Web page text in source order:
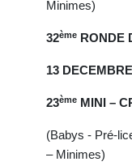
Minimes)
32ème RONDE
13
23ème MINI –
(Babys - Pré-
– Minimes)